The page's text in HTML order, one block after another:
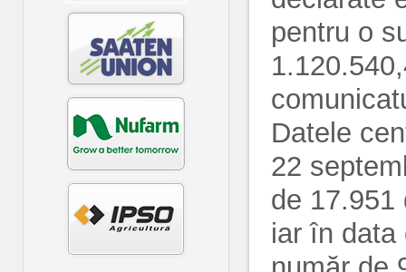
pentru o
Datele
22
de 17.951
iar în data